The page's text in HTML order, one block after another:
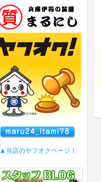
▲当店のヤフオクページ！